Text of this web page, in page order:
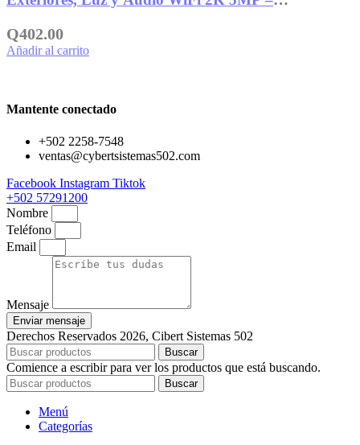
Q402.00
Añadir al carrito
Mantente conectado
+502 2258-7548
ventas@cybertsistemas502.com
Facebook Instagram Tiktok
+502 57291200
Nombre
Teléfono
Email
Mensaje
Enviar mensaje
Derechos Reservados 2026, Cibert Sistemas 502
Buscar
Comience a escribir para ver los productos que está buscando.
Buscar
Menú
Categorías